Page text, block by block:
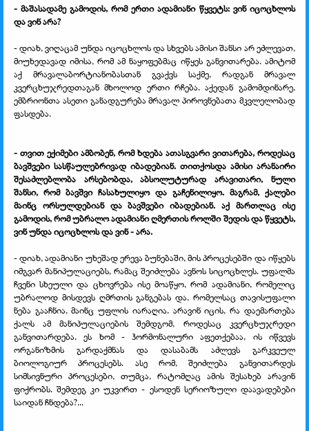
- მაშასადამე გამოდის, რომ ერთი ადამიანი წყვეტს: ვინ იცოცხლოს
და ვინ არა?
- დიახ, ვიღაცამ უნდა იცოცხლოს და სხვებს ამისი შანსი არ ეძლევათ,
მიუხედავად იმისა, რომ ამ ნაყოფებმაც იწყეს განვითარება. ამიტომ
აქ მრავალაბორტიანობასთან გვაქვს საქმე, რადგან მრავალ
კვერცხუჯრედთაგან მხოლოდ ერთი რჩება. აქედან გამომდინარე,
ემბრიონთა ასეთი განადგურება მრავალ პიროვნებათა მკვლელობად
ფასდება.
- თვით ექიმები ამბობენ, რომ ხდება ათასგვარი ვითარება, როდესაც
ბავშვები სასწაულებრივად იბადებიან. თითქოსდა ამისი არანაირი
შესაძლებლობა არსებობდა, აბსოლუტურად არავითარი, ნული
შანსი, რომ ბავშვი ჩასახულიყო და გაჩენილიყო. მაგრამ, ქალები
მაინც ორსულდებიან და ბავშვები იბადებიან. აქ მართლაც ისე
გამოდის, რომ უბრალო ადამიანი ღმერთის როლში შედის და წყვეტს,
ვინ უნდა იცოცხლოს და ვინ - არა.
- დიახ, ადამიანი უხეშად ერევა ბუნებაში, მის პროცესებში და იწყებს
იმგვარ მანიპულაციებს, რამაც შეიძლება ავნოს სიცოცხლეს. უფალმა
ჩვენი სხეული და ცხოვრება ისე მოაწყო, რომ ადამიანი, რომელიც
უბრალოდ მისდევს ღმრთის განგებას და, რომელსაც თავისუფალი
ნება გააჩნია, მაინც უფლის იარაღია. არავინ იცის, რა დაემართება
ქალს ამ მანიპულაციების შემდგომ, როდესაც კვერცხუჯრედი
განვითარდება. ეს ხომ - ჰორმონალური აფეთქებაა, ის იწვევს
ორგანიზმის გარდაქმნას და დასაბამს აძლევს გარკვეულ
ბიოლოგიურ პროცესებს. ასე რომ, შეიძლება განვითარდეს
სიმსივნური პროცესები, თუმცა, რატომღაც ამის შესახებ არავინ
ფიქრობს. შემდეგ კი უკვირთ - ესოდენ სერიოზული დაავადებები
საიდან ჩნდება?...